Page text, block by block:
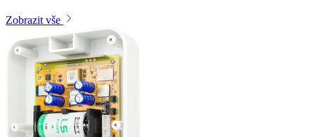
Zobrazit vše